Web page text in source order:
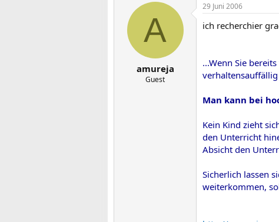
A
amureja
Guest
29 Juni 2006
ich recherchier
...Wenn Sie
Man kann bei
Kein Kind zieht
den Unterricht
Absicht den
Sicherlich lassen
weiterkommen,